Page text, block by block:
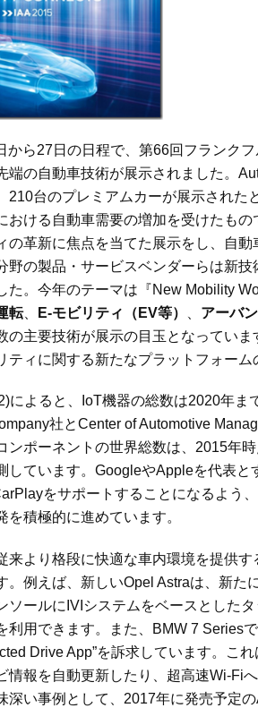
から27 日の日程で、第66回フランク
端の自動車技術が展示されました。
210台のプレミアムカーが展示された
おける自動車需要の増加を受けたも
の革新に焦点を当てた展示をし、自
野の製品・サービスベンダーらは新
た。今年のテーマは『New Mobility
転、 E-モビリティ（ EV等） アーバ
の主要技術が展示の目玉となっていま
ティに関する新たなプラットフォーム
によると、 IoT機器の総数は2020年ま
社とCenter of Automotive
ンポーネントの世界総数は、2015年
しています。GoogleやAppleを代表と
をサポートすることになるよう
を積極的に進めています。
来より格段に快適な車内環境を提供す
。例えば、新しいOpel Astraは、新た
ソールに IVI システムをベースとした
利用できます。また、
BMW 7 Series
Drive App”を訴求しています。こ
情報を自動更新したり、超高速Wi-Fi
深い事例として、 2017年に発売予定の